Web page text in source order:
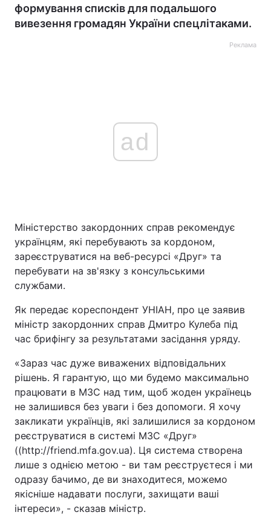
формування списків для подальшого
вивезення громадян України спецлітаками.
Реклама
ad
Міністерство закордонних справ рекомендує
українцям, які перебувають за кордоном,
зареєструватися на веб-ресурсі «Друг» та
перебувати на зв'язку з консульськими
службами.
Як передає кореспондент УНІАН, про це заявив
міністр закордонних справ Дмитро Кулеба під
час брифінгу за результатами засідання уряду.
«Зараз час дуже виважених відповідальних
рішень. Я гарантую, що ми будемо максимально
працювати в МЗС над тим, щоб жоден українець
не залишився без уваги і без допомоги. Я хочу
закликати українців, які залишилися за кордоном
реєструватися в системі МЗС «Друг»
((http://friend.mfa.gov.ua). Ця система створена
лише з однією метою - ви там реєструєтеся і ми
одразу бачимо, де ви знаходитеся, можемо
якісніше надавати послуги, захищати ваші
інтереси», - сказав міністр.